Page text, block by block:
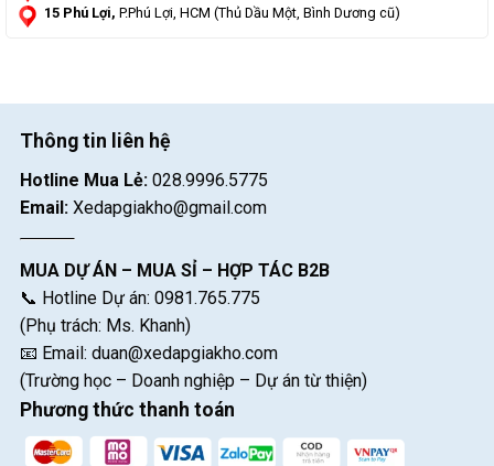
15 Phú Lợi, P.Phú Lợi, HCM (Thủ Dầu Một, Bình Dương cũ)
Thông tin liên hệ
Hotline Mua Lẻ: 028.9996.5775
Email: Xedapgiakho@gmail.com
MUA DỰ ÁN – MUA SỈ – HỢP TÁC B2B
📞 Hotline Dự án: 0981.765.775
(Phụ trách: Ms. Khanh)
📧 Email: duan@xedapgiakho.com
(Trường học – Doanh nghiệp – Dự án từ thiện)
Phương thức thanh toán